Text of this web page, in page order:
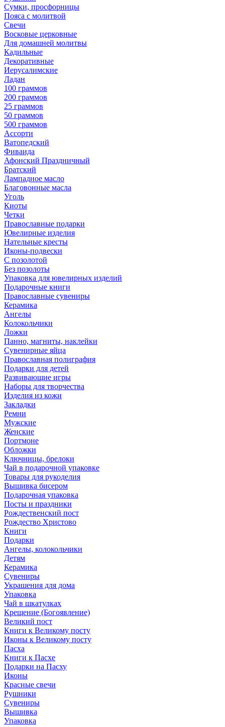
Сумки, просфорницы
Пояса с молитвой
Свечи
Восковые церковные
Для домашней молитвы
Кадильные
Декоративные
Иерусалимские
Ладан
100 граммов
200 граммов
25 граммов
50 граммов
500 граммов
Ассорти
Ватопедский
Фиваида
Афонский Праздничный
Братский
Лампадное масло
Благовонные масла
Уголь
Киоты
Четки
Православные подарки
Ювелирные изделия
Нательные кресты
Иконы-подвески
С позолотой
Без позолоты
Упаковка для ювелирных изделий
Подарочные книги
Православные сувениры
Керамика
Ангелы
Колокольчики
Ложки
Панно, магниты, наклейки
Сувенирные яйца
Православная полиграфия
Подарки для детей
Развивающие игры
Наборы для творчества
Изделия из кожи
Закладки
Ремни
Мужские
Женские
Портмоне
Обложки
Ключницы, брелоки
Чай в подарочной упаковке
Товары для рукоделия
Вышивка бисером
Подарочная упаковка
Посты и праздники
Рождественский пост
Рождество Христово
Книги
Подарки
Ангелы, колокольчики
Детям
Керамика
Сувениры
Украшения для дома
Упаковка
Чай в шкатулках
Крещение (Богоявление)
Великий пост
Книги к Великому посту
Иконы к Великому посту
Пасха
Книги к Пасхе
Подарки на Пасху
Иконы
Красные свечи
Рушники
Сувениры
Вышивка
Упаковка